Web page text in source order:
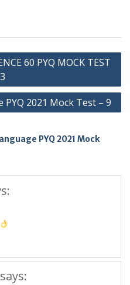
60 PYQ MOCK TEST
2021 Mock Test – 9
PYQ 2021 Mock
says: